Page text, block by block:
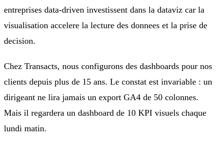
entreprises data-driven investissent dans la dataviz car la
visualisation accelere la lecture des donnees et la prise de
decision.
Chez Transacts, nous configurons des dashboards pour nos
clients depuis plus de 15 ans. Le constat est invariable : un
dirigeant ne lira jamais un export GA4 de 50 colonnes.
Mais il regardera un dashboard de 10 KPI visuels chaque
lundi matin.